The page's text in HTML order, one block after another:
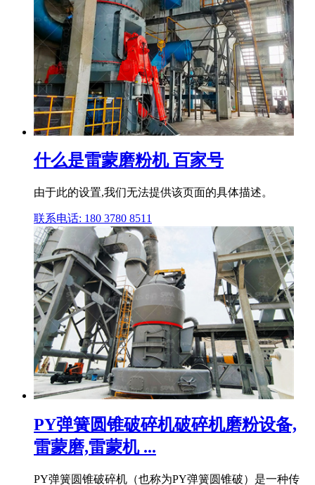
什么是雷蒙磨粉机 百家号
由于此的设置,我们无法提供该页面的具体描述。
联系电话: 180 3780 8511
PY弹簧圆锥破碎机破碎机磨粉设备,
雷蒙磨,雷蒙机 ...
PY弹簧圆锥破碎机（也称为PY弹簧圆锥破）是一种传